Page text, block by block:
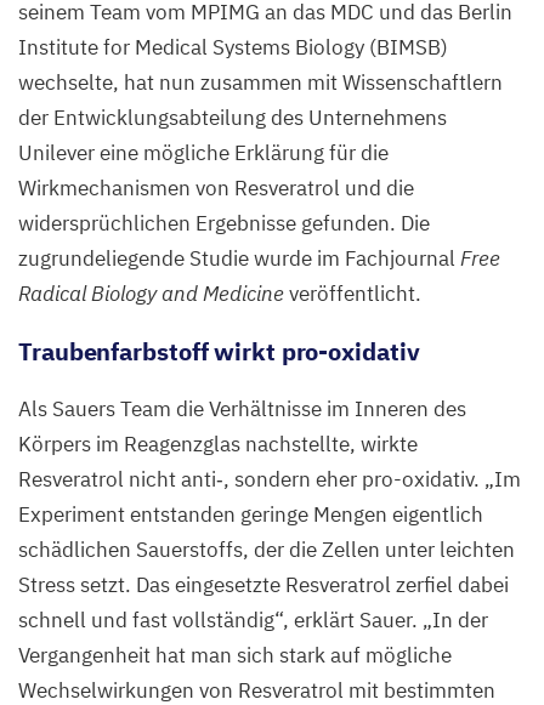
seinem Team vom MPIMG an das MDC und das Berlin
Institute for Medical Systems Biology (BIMSB)
wechselte, hat nun zusammen mit Wissenschaftlern
der Entwicklungsabteilung des Unternehmens
Unilever eine mögliche Erklärung für die
Wirkmechanismen von Resveratrol und die
widersprüchlichen Ergebnisse gefunden. Die
zugrundeliegende Studie wurde im Fachjournal Free
Radical Biology and Medicineveröffentlicht.
Traubenfarbstoff wirkt pro-oxidativ
Als Sauers Team die Verhältnisse im Inneren des
Körpers im Reagenzglas nachstellte, wirkte
Resveratrol nicht anti‑, sondern eher pro-oxidativ. „Im
Experiment entstanden geringe Mengen eigentlich
schädlichen Sauerstoffs, der die Zellen unter leichten
Stress setzt. Das eingesetzte Resveratrol zerfiel dabei
schnell und fast vollständig“, erklärt Sauer. „In der
Vergangenheit hat man sich stark auf mögliche
Wechselwirkungen von Resveratrol mit bestimmten